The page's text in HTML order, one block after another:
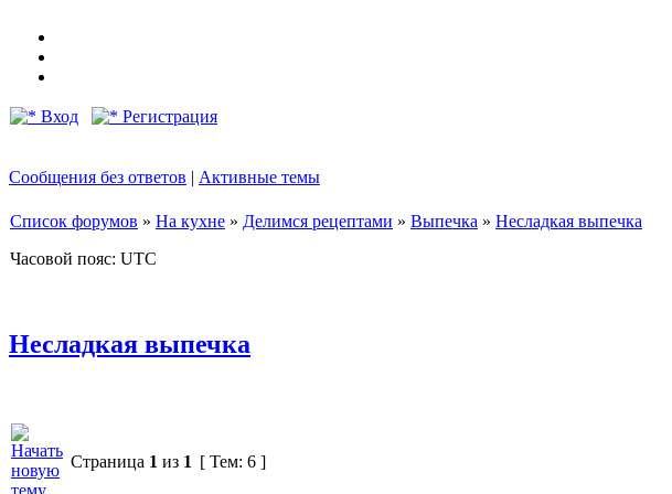
Вход Регистрация
Сообщения без ответов | Активные темы
Список форумов » На кухне » Делимся рецептами » Выпечка » Несладкая выпечка
Часовой пояс: UTC
Несладкая выпечка
Страница 1 из 1 [ Тем: 6 ]